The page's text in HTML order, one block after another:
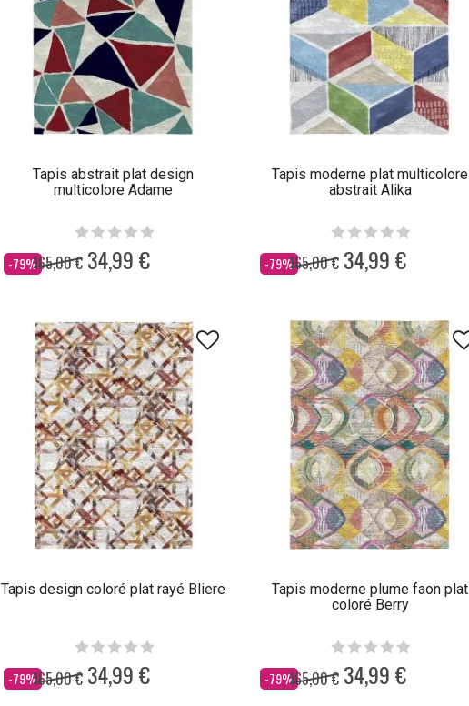
Tapis abstrait plat design
multicolore Adame
-79%
Dès 165,00 € 34,99 €
Tapis moderne plat multicolore
abstrait Alika
-79%
Dès 165,00 € 34,99 €
Tapis design coloré plat rayé Bliere
-79%
Dès 165,00 € 34,99 €
Tapis moderne plume faon plat
coloré Berry
-79%
Dès 165,00 € 34,99 €